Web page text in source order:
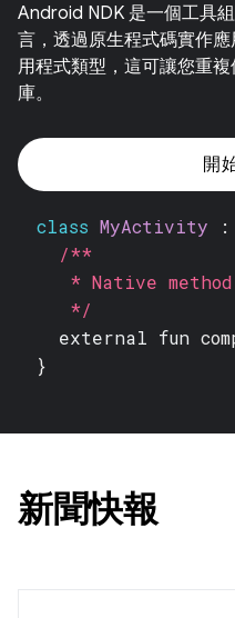
Android NDK 是一個工具
言，透過原生程式碼實作
用程式類型，這可讓您重
庫。
開
class MyActivity :
/**
* Native method
*/
external fun
}
新聞快報